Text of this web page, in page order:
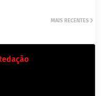
MAIS RECENTES